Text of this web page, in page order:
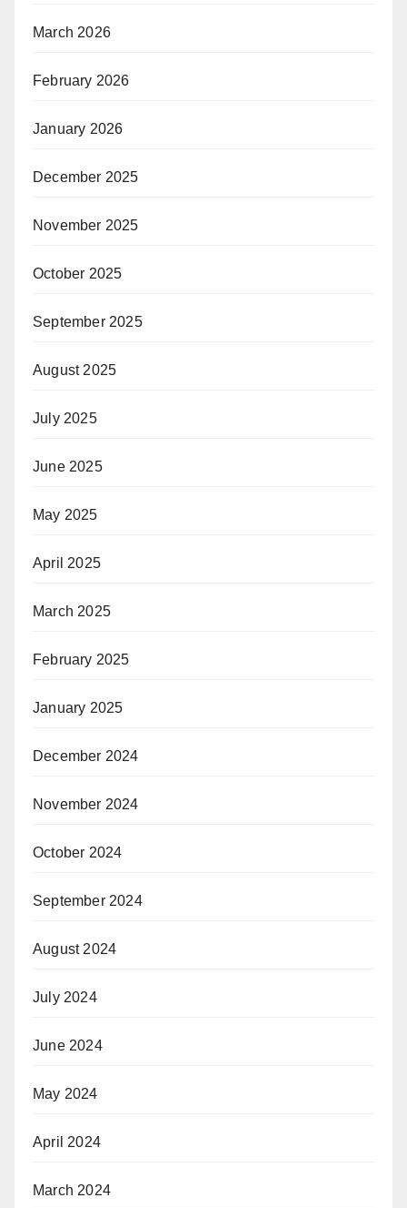
March 2026
February 2026
January 2026
December 2025
November 2025
October 2025
September 2025
August 2025
July 2025
June 2025
May 2025
April 2025
March 2025
February 2025
January 2025
December 2024
November 2024
October 2024
September 2024
August 2024
July 2024
June 2024
May 2024
April 2024
March 2024